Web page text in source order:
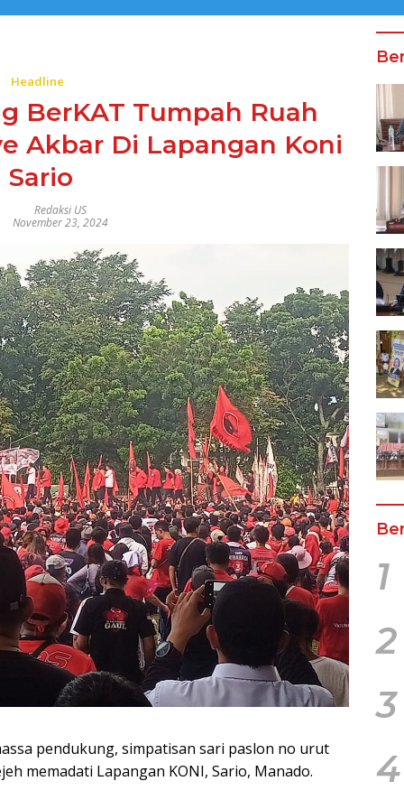
Headline
BerKAT Tumpah Ruah
Akbar Di Lapangan Koni
Sario
Redaksi US
November 23, 2024
pendukung, simpatisan sari paslon no urut
memadati Lapangan KONI, Sario, Manado.
1
2
3
4